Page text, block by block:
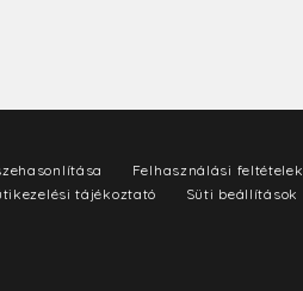
Felhasználási feltételek
tájékoztató Süti beállítások